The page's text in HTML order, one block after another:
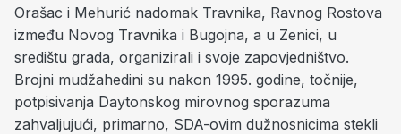
Orašac i Mehurić nadomak Travnika, Ravnog Rostova
između Novog Travnika i Bugojna, a u Zenici, u
središtu grada, organizirali i svoje zapovjedništvo.
Brojni mudžahedini su nakon 1995. godine, točnije,
potpisivanja Daytonskog mirovnog sporazuma
zahvaljujući, primarno, SDA-ovim dužnosnicima stekli